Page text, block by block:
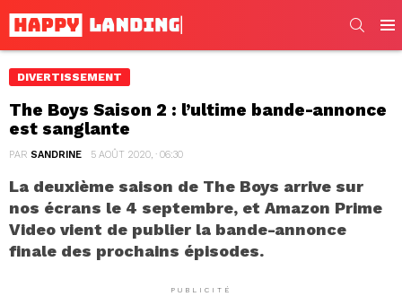
DIVERTISSEMENT
The Boys Saison 2 : l’ultime bande-annonce
est sanglante
PAR SANDRINE 5 AOÛT 2020, · 06:30
La deuxième saison de The Boys arrive sur
nos écrans le 4 septembre, et Amazon Prime
Video vient de publier la bande-annonce
finale des prochains épisodes.
PUBLICITÉ